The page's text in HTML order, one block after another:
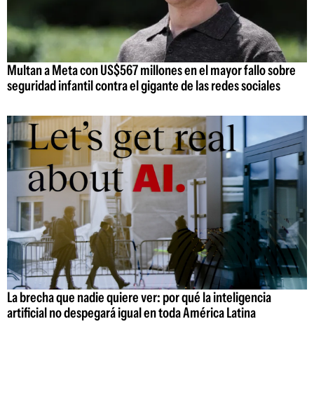
Multan a Meta con US$567 millones en el mayor fallo sobre
seguridad infantil contra el gigante de las redes sociales
La brecha que nadie quiere ver: por qué la inteligencia
artificial no despegará igual en toda América Latina